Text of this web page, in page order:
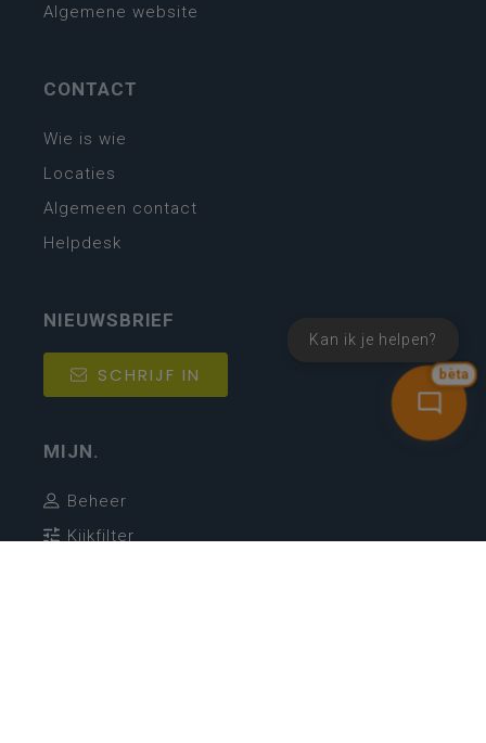
bèta
Kan ik je helpen?
Algemene website
CONTACT
Wie is wie
Locaties
Algemeen contact
Helpdesk
NIEUWSBRIEF
SCHRIJF IN
MIJN.
Beheer
Kijkfilter